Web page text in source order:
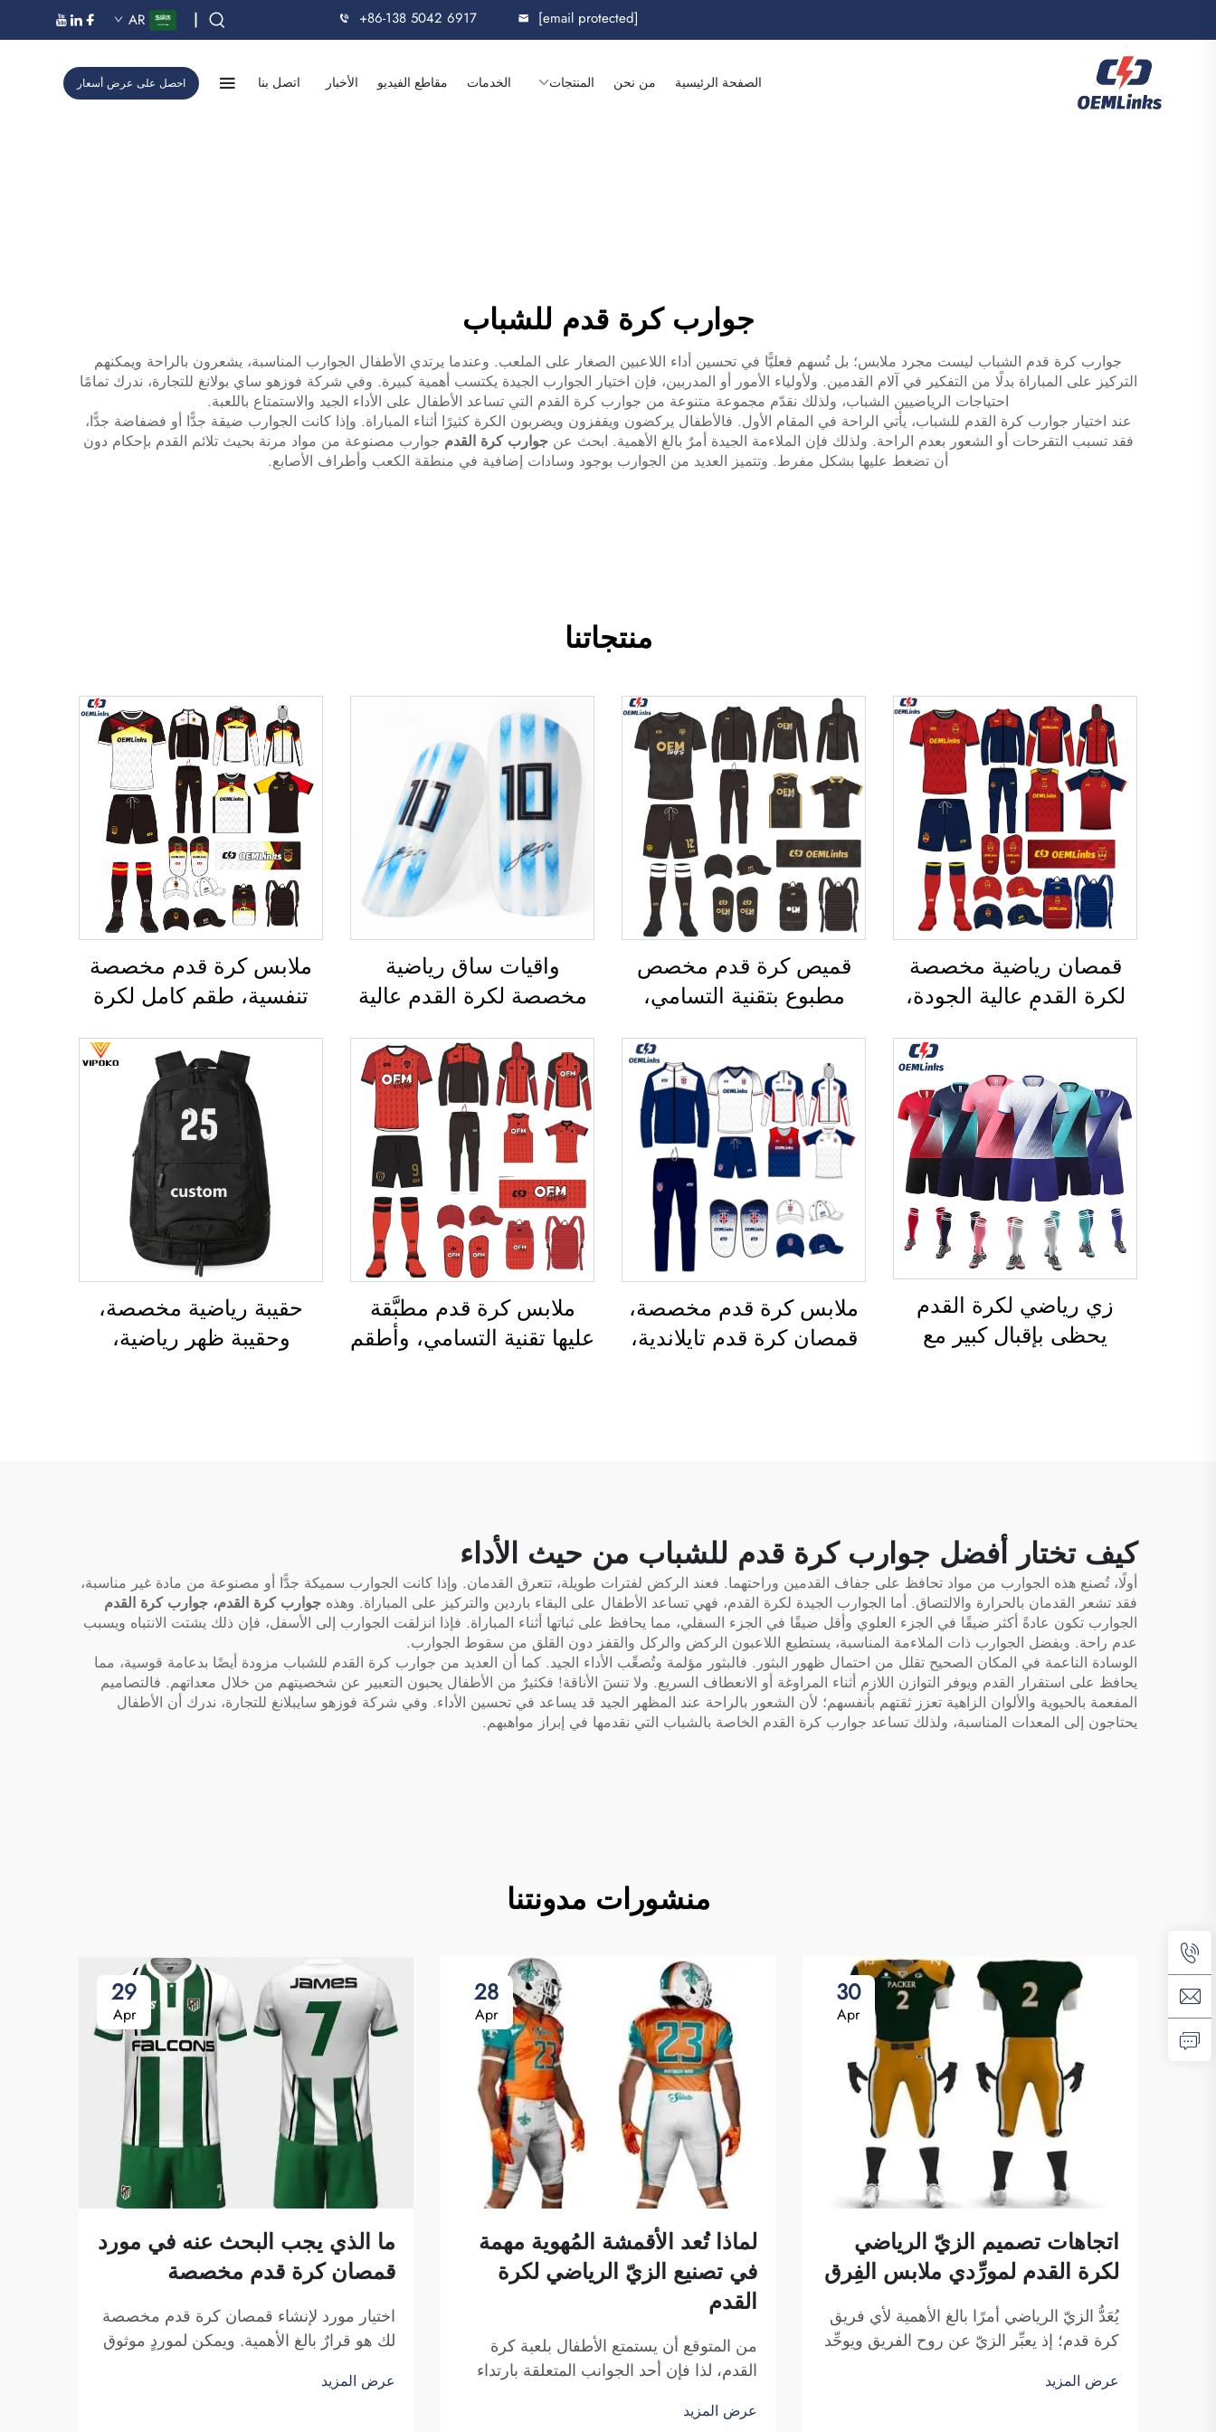
+86-138 5042 6917 [email protected]
|
AR
الصفحة الرئيسية من نحن المنتجات الخدمات مقاطع الفيديو الأخبار اتصل بنا احصل على عرض أسعار
جوارب كرة قدم للشباب
جوارب كرة قدم الشباب ليست مجرد ملابس؛ بل تُسهم فعليًّا في تحسين أداء اللاعبين الصغار على الملعب. وعندما يرتدي الأطفال الجوارب المناسبة، يشعرون بالراحة ويمكنهم
التركيز على المباراة بدلًا من التفكير في آلام القدمين. ولأولياء الأمور أو المدربين، فإن اختيار الجوارب الجيدة يكتسب أهمية كبيرة. وفي شركة فوزهو ساي بولانغ للتجارة، ندرك تمامًا
احتياجات الرياضيين الشباب، ولذلك نقدّم مجموعة متنوعة من جوارب كرة القدم التي تساعد الأطفال على الأداء الجيد والاستمتاع باللعبة.
عند اختيار جوارب كرة القدم للشباب، يأتي الراحة في المقام الأول. فالأطفال يركضون ويقفزون ويضربون الكرة كثيرًا أثناء المباراة. وإذا كانت الجوارب ضيقة جدًّا أو فضفاضة جدًّا،
فقد تسبب التقرحات أو الشعور بعدم الراحة. ولذلك فإن الملاءمة الجيدة أمرٌ بالغ الأهمية. ابحث عنجوارب كرة القدم جوارب مصنوعة من مواد مرنة بحيث تلائم القدم بإحكام دون
أن تضغط عليها بشكل مفرط. وتتميز العديد من الجوارب بوجود وسادات إضافية في منطقة الكعب وأطراف الأصابع.
منتجاتنا
قمصان رياضية مخصصة
لكرة القدم عالية الجودة،
حسب الطلب (OEM)،
وقمصان فريق كرة القدم،
وملابس كرة القدم،
وقمصان رياضية مخصصة
لكرة القدم
قميص كرة قدم مخصص
مطبوع بتقنية التسامي،
تيشيرتات كرة قدم، زي
رياضي لكرة القدم، قميص
كرة قدم، ملابس كرة قدم،
قميص كرة قدم
واقيات ساق رياضية
مخصصة لكرة القدم عالية
لرياضة كرة القدم، وواقيات
للساقين، وواقيات للساق
(شين غارد) لرياضة كرة
القدم والكرة المستديرة
ملابس كرة قدم مخصصة
تنفسية، طقم كامل لكرة
لكرة القدم، تيشيرتات كرة
قدم، طقم كرة قدم، أطقم
زي رياضي، قمصان كرة
قدم مطبوعة بالتحوير
الحراري
زي رياضي لكرة القدم
يحظى بإقبال كبير مع
ملابس كرة قدم مخصصة،
قمصان كرة قدم تايلاندية،
ملابس كرة قدم مطبَّقة
عليها تقنية التسامي، وأطقم
حقيبة رياضية مخصصة،
وحقيبة ظهر رياضية،
كيف تختار أفضل جوارب كرة قدم للشباب من حيث الأداء
أولًا، تُصنع هذه الجوارب من مواد تحافظ على جفاف القدمين وراحتهما. فعند الركض لفترات طويلة، تتعرق القدمان. وإذا كانت الجوارب سميكة جدًّا أو مصنوعة من مادة غير مناسبة،
فقد تشعر القدمان بالحرارة والالتصاق. أما الجوارب الجيدة لكرة القدم، فهي تساعد الأطفال على البقاء باردين والتركيز على المباراة. وهذه جوارب كرة القدم، جوارب كرة القدم
الجوارب تكون عادةً أكثر ضيقًا في الجزء العلوي وأقل ضيقًا في الجزء السفلي، مما يحافظ على ثباتها أثناء المباراة. فإذا انزلقت الجوارب إلى الأسفل، فإن ذلك يشتت الانتباه ويسبب
عدم راحة. وبفضل الجوارب ذات الملاءمة المناسبة، يستطيع اللاعبون الركض والركل والقفز دون القلق من سقوط الجوارب.
الوسادة الناعمة في المكان الصحيح تقلل من احتمال ظهور البثور. فالبثور مؤلمة وتُصعِّب الأداء الجيد. كما أن العديد من جوارب كرة القدم للشباب مزودة أيضًا بدعامة قوسية، مما
يحافظ على استقرار القدم ويوفر التوازن اللازم أثناء المراوغة أو الانعطاف السريع. ولا تنسَ الأناقة! فكثيرٌ من الأطفال يحبون التعبير عن شخصيتهم من خلال معداتهم. فالتصاميم
المفعمة بالحيوية والألوان الزاهية تعزز ثقتهم بأنفسهم؛ لأن الشعور بالراحة عند المظهر الجيد قد يساعد في تحسين الأداء. وفي شركة فوزهو سايبلانغ للتجارة، ندرك أن الأطفال
يحتاجون إلى المعدات المناسبة، ولذلك تساعد جوارب كرة القدم الخاصة بالشباب التي نقدمها في إبراز مواهبهم.
منشورات مدونتنا
30
Apr
اتجاهات تصميم الزيّ الرياضي
لكرة القدم لمورِّدي ملابس الفِرق
يُعَدُّ الزيّ الرياضي أمرًا بالغ الأهمية لأي فريق
كرة قدم؛ إذ يعبِّر الزيّ عن روح الفريق ويوحِّد
بولانغ للتجارة ندرك جيدًا كيف يمكن للتصميم
عرض المزيد
28
Apr
لماذا تُعد الأقمشة المُهوية مهمة
في تصنيع الزيّ الرياضي لكرة
القدم
من المتوقع أن يستمتع الأطفال بلعبة كرة
القدم، لذا فإن أحد الجوانب المتعلقة بارتداء
ارتدائه. وما أعتبره مهماً في المادة
عرض المزيد
29
Apr
ما الذي يجب البحث عنه في مورد
قمصان كرة قدم مخصصة
اختيار مورد لإنشاء قمصان كرة قدم مخصصة
لك هو قرارٌ بالغ الأهمية. ويمكن لموردٍ موثوق
عند ارتدائها. سواء كانت هذه القمصان لفريقك
عرض المزيد